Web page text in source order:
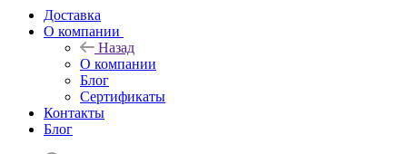
Доставка
О компании
Назад
О компании
Блог
Сертификаты
Контакты
Блог